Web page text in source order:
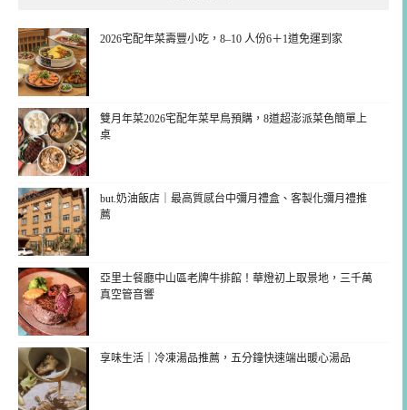
2026宅配年菜壽豐小吃，8–10 人份6＋1道免運到家
雙月年菜2026宅配年菜早鳥預購，8道超澎派菜色簡單上
桌
but.奶油飯店｜最高質感台中彌月禮盒、客製化彌月禮推
薦
亞里士餐廳中山區老牌牛排館！華燈初上取景地，三千萬
真空管音響
享味生活｜冷凍湯品推薦，五分鐘快速端出暖心湯品